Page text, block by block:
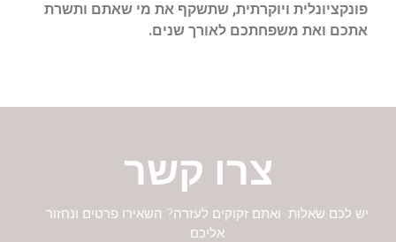
פונקציונלית ויוקרתית, שתשקף את מי שאתם ותשרת
אתכם ואת משפחתכם לאורך שנים.
צרו קשר
יש לכם שאלות ואתם זקוקים לעזרה? השאירו פרטים ונחזור
אליכם